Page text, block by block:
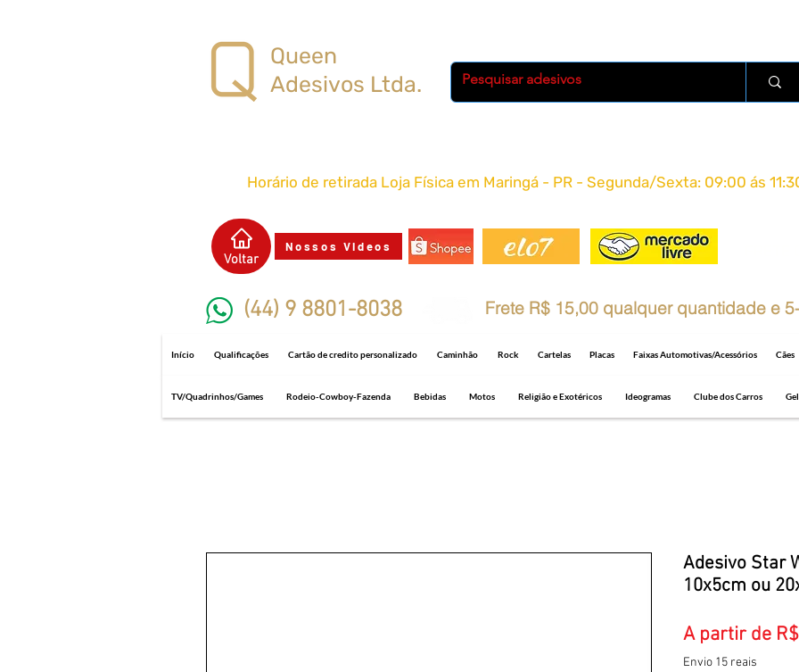
Queen
Adesivos Ltda.
Horário de retirada Loja Física em Maringá - PR - Segunda/Sexta: 09:00 ás
Voltar
Nossos Videos
(44) 9 8801-8038 Frete R$ 15,00 qualquer quantidade e
Início Qualificações Cartão de credito personalizado Caminhão Rock Cartelas Placas Faixas Automotivas/Acessórios Cães
TV/Quadrinhos/Games Rodeio-Cowboy-Fazenda Bebidas Motos Religião e Exotéricos Ideogramas Clube dos Carros
Adesivo Star
10x5cm ou
A partir de
Envio 15 reais